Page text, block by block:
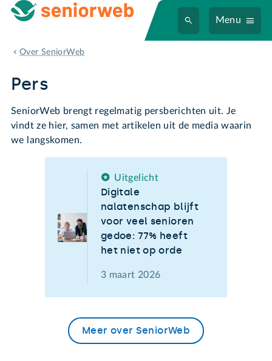
Menu
Over SeniorWeb
Pers
Pers
SeniorWeb brengt regelmatig persberichten uit. Je
vindt ze hier, samen met artikelen uit de media waarin
we langskomen.
Meer over SeniorWeb
Uitgelicht
Digitale
nalatenschap blijft
voor veel senioren
gedoe: 77% heeft
het niet op orde
3 maart 2026